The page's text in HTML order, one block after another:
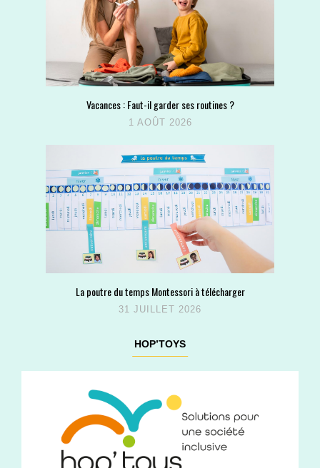
Vacances : Faut-il garder ses routines ?
1 AOÛT 2026
La poutre du temps Montessori à télécharger
31 JUILLET 2026
HOP’TOYS